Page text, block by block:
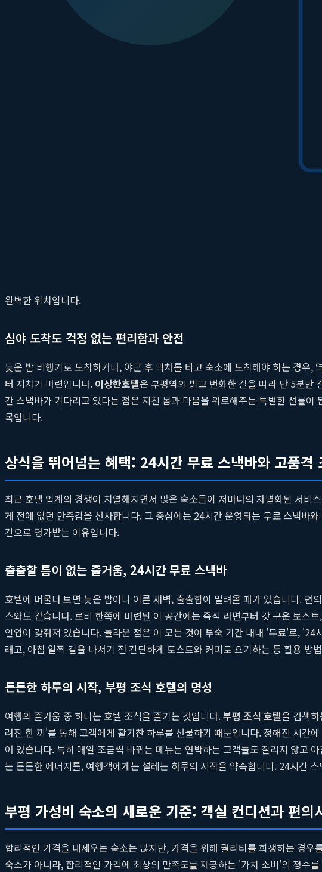
최고의 가성비:
신선하고 맛있는 조식을 제공하여 활기찬 하루를 시작할 수 있
'이상한호텔'이라는 이름처럼 평범함을 넘어선 특별한 서비스
숙소를 선택할 때 가장 중요한 기준 중 하나는 단연 '위치'입니다. 특히 대중교
은 다른 어떤 숙소와도 비교
과 도보 5분 거리에 자리 잡고 있기 때문입니다. 이는 단순히 '가깝다'는 의미를
부평역은 인천과 서울, 그리고 수도권 전역을 잇는 교통의 허브입니다. 이곳에
이동하기에도 매우 편리하다는 것을 의미합니다. 중요한 비즈니스 미팅이 아
니다. 이동 시간을 획기적으로 줄여주어 소중한 시간과 체력을 아낄 수 있게
완벽한 위치입니다.
심야 도착도 걱정 없는 편리함과 안전
늦은 밤 비행기로 도착하거나, 야근 후 막차를 타고 숙소에 도착해야 하는 경우
터 지치기 마련입니다. 이상한호텔은 부평역의 밝고 번화한 길을 따라 단 5분만
간 스낵바가 기다리고 있다는 점은 지친 몸과 마음을 위로해주는 특별한 선물
목입니다.
상식을 뛰어넘는 혜택: 24시간 무료 스낵바와 고품격
최근 호텔 업계의 경쟁이 치열해지면서 많은 숙소들이 저마다의 차별화된 서비
게 전에 없던 만족감을 선사합니다. 그 중심에는 24시간 운영되는 무료 스낵바
간으로 평가받는 이유입니다.
출출할 틈이 없는 즐거움, 24시간 무료 스낵바
호텔에 머물다 보면 늦은 밤이나 이른 새벽, 출출함이 밀려올 때가 있습니다.
스와도 같습니다. 로비 한쪽에 마련된 이 공간에는 즉석 라면부터 갓 구운 토스
인업이 갖춰져 있습니다. 놀라운 점은 이 모든 것이 투숙 기간 내내 '무료'로,
래고, 아침 일찍 길을 나서기 전 간단하게 토스트와 커피로 요기하는 등 활용
든든한 하루의 시작, 부평 조식 호텔의 명성
여행의 즐거움 중 하나는 호텔 조식을 즐기는 것입니다.부평 조식 호텔을 검색
려진 한 끼'를 통해 고객에게 활기찬 하루를 선물하기 때문입니다. 정해진 시간
어 있습니다. 특히 매일 조금씩 바뀌는 메뉴는 연박하는 고객들도 질리지 않고
는 든든한 에너지를, 여행객에게는 설레는 하루의 시작을 약속합니다. 24시간
부평 가성비 숙소의 새로운 기준: 객실 컨디션과 편의
합리적인 가격을 내세우는 숙소는 많지만, 가격을 위해 퀄리티를 희생하는 경우
숙소가 아니라, 합리적인 가격에 최상의 만족도를 제공하는 '가치 소비'의 정수